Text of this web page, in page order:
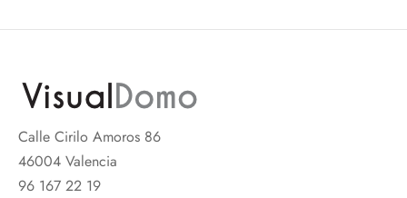
Calle Cirilo Amoros 86
46004 Valencia
96 167 22 19